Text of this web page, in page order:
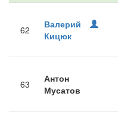
62
Валерий
Кицюк
63
Антон
Мусатов